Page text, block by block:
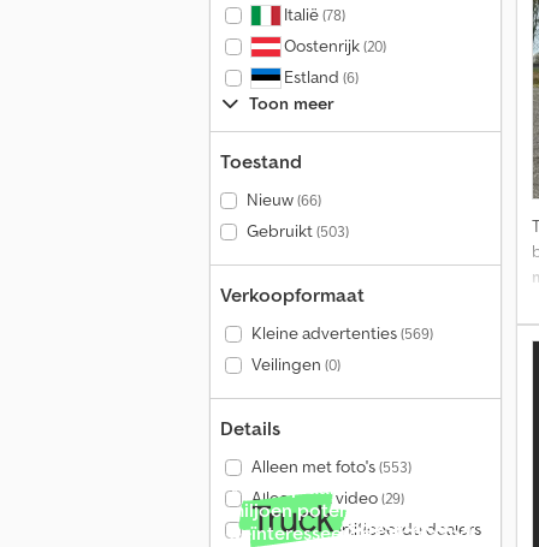
Italië(78)
Oostenrijk(20)
Estland (6)
Toon meer
Toestand
Nieuw(66)
Gebruikt(503)
Verkoopformaat
Kleine advertenties(569)
Veilingen (0)
Details
Alleen met foto's(553)
Alleen met video(29)
Alleen gecertificeerde dealers
Verkoop aan meer dan 4
miljoen potentiële
geïnteresseerde per maand.